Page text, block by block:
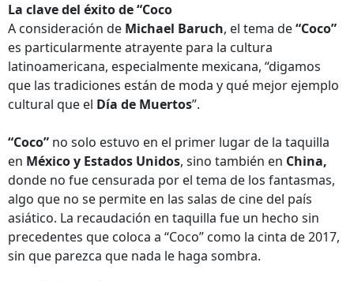
La clave del éxito de “Coco
A consideración de Michael Baruch, el tema de“Coco”
es particularmente atrayente para la cultura
latinoamericana, especialmente mexicana, “digamos
que las tradiciones están de moda y qué mejor ejemplo
cultural que el Día de Muertos”.
“Coco” no solo estuvo en el primer lugar de la taquilla
en México y Estados Unidos, sino también en China,
donde no fue censurada por el tema de los fantasmas,
algo que no se permite en las salas de cine del país
asiático. La recaudación en taquilla fue un hecho sin
precedentes que coloca a “Coco” como la cinta de 2017,
sin que parezca que nada le haga sombra.